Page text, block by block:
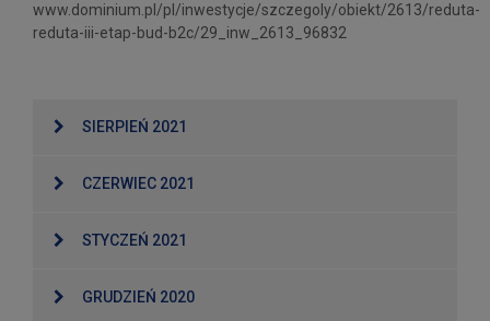
www.dominium.pl/pl/inwestycje/szczegoly/obiekt/2613/reduta-
reduta-iii-etap-bud-b2c/29_inw_2613_96832
SIERPIEŃ 2021
CZERWIEC 2021
STYCZEŃ 2021
GRUDZIEŃ 2020